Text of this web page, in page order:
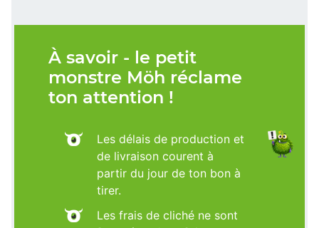
À savoir - le petit
monstre Möh réclame
ton attention !
Les délais de production et
de livraison courent à
partir du jour de ton bon à
tirer.
Les frais de cliché ne sont